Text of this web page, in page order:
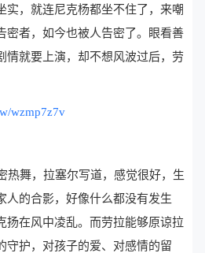
实，就连尼克杨都坐不住了，来嘲
密者，如今也被人告密了。眼看善
情就要上演，却不想风波过后，劳
wzmp7z7v
舞，拉塞尔写道，感觉很好，生
人的合影，好像什么都没有发生
扬在风中凌乱。而劳拉能够原谅拉
守护，对孩子的爱、对感情的留